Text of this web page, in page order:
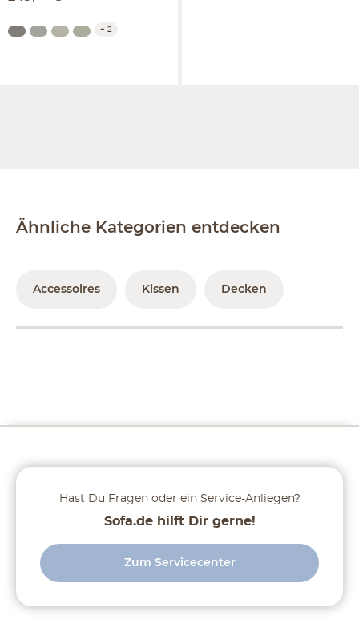
+ 2
Ähnliche Kategorien entdecken
Accessoires Kissen Decken
Hast Du Fragen oder ein Service-Anliegen?
Sofa.de hilft Dir gerne!
Zum Servicecenter